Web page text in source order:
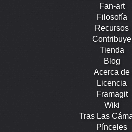
Fan-art
Filosofía
Recursos
Contribuye
Tienda
Blog
Acerca de
Licencia
Framagit
Wiki
Tras Las
Pínceles